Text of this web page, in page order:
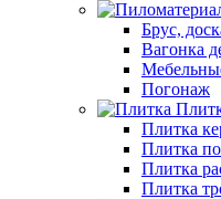
Брус,
Вагонка
Погонаж
Плитка
Плитка
Плитка
Плитка